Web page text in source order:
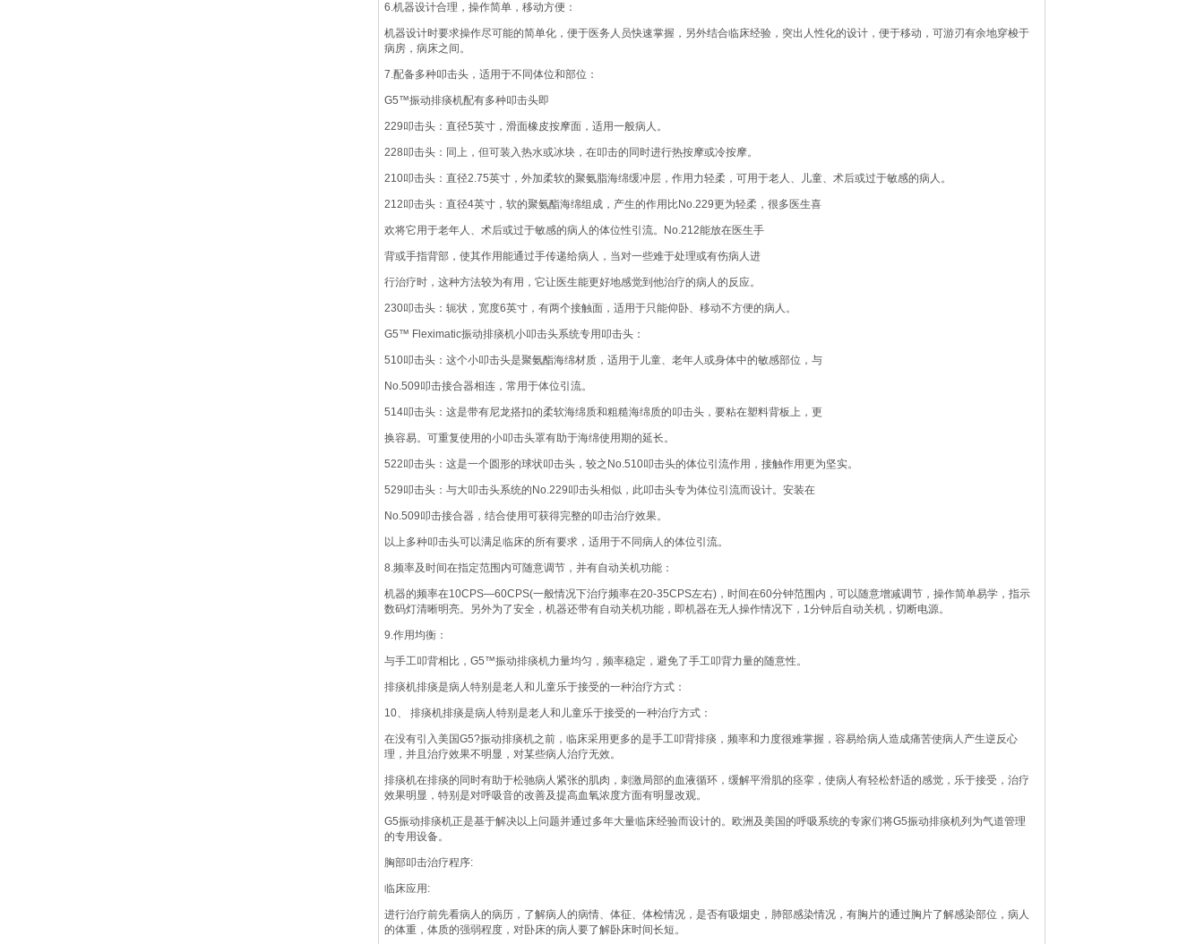
6.机器设计合理，操作简单，移动方便：
机器设计时要求操作尽可能的简单化，便于医务人员快速掌握，另外结合临床经验，突出人性化的设计，便于移动，可游刃有余地穿梭于
病房，病床之间。
7.配备多种叩击头，适用于不同体位和部位：
G5™振动排痰机配有多种叩击头即
229叩击头：直径5英寸，滑面橡皮按摩面，适用一般病人。
228叩击头：同上，但可装入热水或冰块，在叩击的同时进行热按摩或冷按摩。
210叩击头：直径2.75英寸，外加柔软的聚氨脂海绵缓冲层，作用力轻柔，可用于老人、儿童、术后或过于敏感的病人。
212叩击头：直径4英寸，软的聚氨酯海绵组成，产生的作用比No.229更为轻柔，很多医生喜
欢将它用于老年人、术后或过于敏感的病人的体位性引流。No.212能放在医生手
背或手指背部，使其作用能通过手传递给病人，当对一些难于处理或有伤病人进
行治疗时，这种方法较为有用，它让医生能更好地感觉到他治疗的病人的反应。
230叩击头：轭状，宽度6英寸，有两个接触面，适用于只能仰卧、移动不方便的病人。
G5™ Fleximatic振动排痰机小叩击头系统专用叩击头：
510叩击头：这个小叩击头是聚氨酯海绵材质，适用于儿童、老年人或身体中的敏感部位，与
No.509叩击接合器相连，常用于体位引流。
514叩击头：这是带有尼龙搭扣的柔软海绵质和粗糙海绵质的叩击头，要粘在塑料背板上，更
换容易。可重复使用的小叩击头罩有助于海绵使用期的延长。
522叩击头：这是一个圆形的球状叩击头，较之No.510叩击头的体位引流作用，接触作用更为坚实。
529叩击头：与大叩击头系统的No.229叩击头相似，此叩击头专为体位引流而设计。安装在
No.509叩击接合器，结合使用可获得完整的叩击治疗效果。
以上多种叩击头可以满足临床的所有要求，适用于不同病人的体位引流。
8.频率及时间在指定范围内可随意调节，并有自动关机功能：
机器的频率在10CPS—60CPS(一般情况下治疗频率在20-35CPS左右)，时间在60分钟范围内，可以随意增减调节，操作简单易学，指示
数码灯清晰明亮。另外为了安全，机器还带有自动关机功能，即机器在无人操作情况下，1分钟后自动关机，切断电源。
9.作用均衡：
与手工叩背相比，G5™振动排痰机力量均匀，频率稳定，避免了手工叩背力量的随意性。
排痰机排痰是病人特别是老人和儿童乐于接受的一种治疗方式：
10、 排痰机排痰是病人特别是老人和儿童乐于接受的一种治疗方式：
在没有引入美国G5?振动排痰机之前，临床采用更多的是手工叩背排痰，频率和力度很难掌握，容易给病人造成痛苦使病人产生逆反心
理，并且治疗效果不明显，对某些病人治疗无效。
排痰机在排痰的同时有助于松驰病人紧张的肌肉，刺激局部的血液循环，缓解平滑肌的痉挛，使病人有轻松舒适的感觉，乐于接受，治疗
效果明显，特别是对呼吸音的改善及提高血氧浓度方面有明显改观。
G5振动排痰机正是基于解决以上问题并通过多年大量临床经验而设计的。欧洲及美国的呼吸系统的专家们将G5振动排痰机列为气道管理
的专用设备。
胸部叩击治疗程序:
临床应用:
进行治疗前先看病人的病历，了解病人的病情、体征、体检情况，是否有吸烟史，肺部感染情况，有胸片的通过胸片了解感染部位，病人
的体重，体质的强弱程度，对卧床的病人要了解卧床时间长短。